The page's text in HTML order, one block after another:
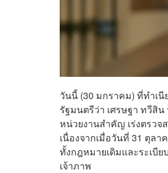
วันนี้ (30 มกราคม) ที่ทำเ
รัฐมนตรี​ว่า เศรษฐา​ ทวีสิ
หน่วยงานสำคัญ เร่งตรว
เนื่องจากเมื่อวันที่ 31 ตุล
ทั้งกฎหมายเดิม​และระเบี
เจ้าภาพ